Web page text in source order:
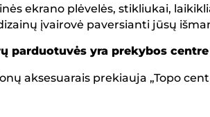
ekrano plėvelės, stikliukai,
įvairovė paversianti jūsų
parduotuvės yra prekybos centre
aksesuarais prekiauja „Topo